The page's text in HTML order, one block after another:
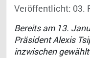
Veröffentlicht: 03.
Bereits am 13.
Präsident Alexis
inzwischen